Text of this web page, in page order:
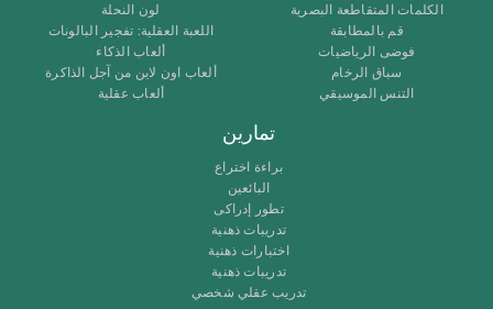
الكلمات المتقاطعة البصرية
قم بالمطابقة
فوضى الرياضيات
سباق الرخام
التنس الموسيقي
لون النحلة
اللعبة العقلية: تفجير البالونات
ألعاب الذكاء
ألعاب اون لاين من آجل الذاكرة
ألعاب عقلية
تمارين
براءة اختراع
البائعين
تطور إدراكى
تدريبات ذهنية
اختبارات ذهنية
تدريبات ذهنية
تدريب عقلي شخصي